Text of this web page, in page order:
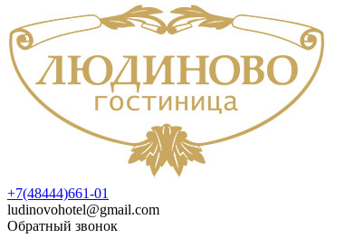
+7(48444)661-01
ludinovohotel@gmail.com
Обратный звонок